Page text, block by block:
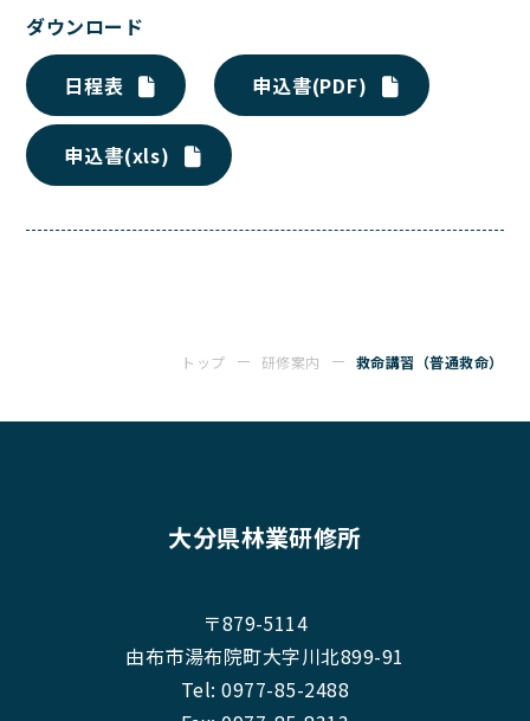
ダウンロード
日程表 申込書(PDF)
申込書(xls)
トップ 研修案内 救命講習（普通救命）
大分県林業研修所
〒879-5114
由布市湯布院町大字川北899-91
Tel:0977-85-2488